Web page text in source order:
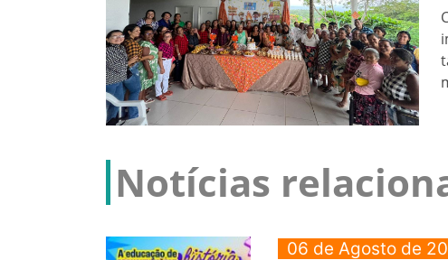
Notícias
06 de Agosto de